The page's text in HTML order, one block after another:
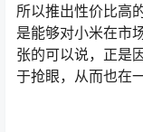
所以推出性价比高
是能够对小米在市
张的可以说，正是
于抢眼，从而也在